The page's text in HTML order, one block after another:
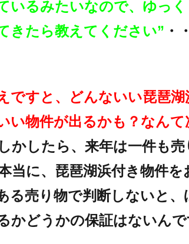
いるみたいなので、ゆっく
たら教えてください” ・
ですと、どんないい琵琶湖
い物件が出るかも？なんて
かしたら、来年は一件も売
当に、琵琶湖浜付き物件を
る売り物で判断しないと、
どうかの保証はないんで